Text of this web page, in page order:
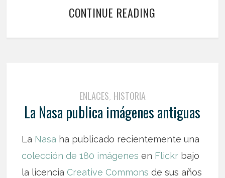
CONTINUE READING
ENLACES, HISTORIA
La Nasa publica imágenes antiguas
La Nasa ha publicado recientemente una
colección de 180 imágenes en Flickr bajo
la licenciaCreative Commons de sus años